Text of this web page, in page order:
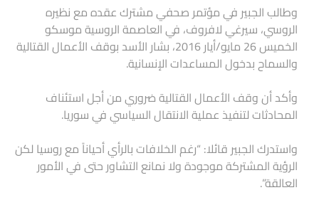
وطالب الجبير في مؤتمر صحفي مشترك عقده مع نظيره
الروسي، سيرغي لافروف، في العاصمة الروسية موسكو
الخميس 26 مايو/أيار 2016، بشار الأسد بوقف الأعمال القتالية
والسماح بدخول المساعدات الإنسانية.
وأكد أن وقف الأعمال القتالية ضروري من أجل استئناف
المحادثات لتنفيذ عملية الانتقال السياسي في سوريا.
واستدرك الجبير قائلا: “رغم الخلافات بالرأي أحياناً مع روسيا لكن
الرؤية المشتركة موجودة ولا نمانع التشاور حتى في الأمور
العالقة”.